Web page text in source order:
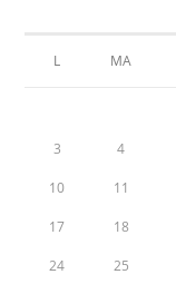
L MA
3 4
10 11
17 18
24 25